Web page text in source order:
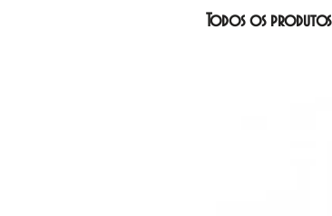
Todos os produtos